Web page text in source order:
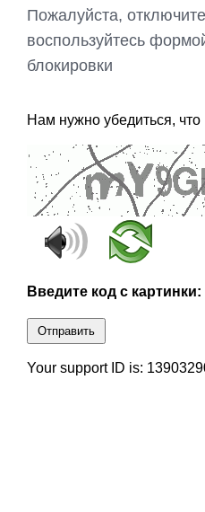
Пожалуйста,
воспользуйтесь
блокировки
Нам нужно убедиться,
Введите код с картинки:
Отправить
Your support ID is: